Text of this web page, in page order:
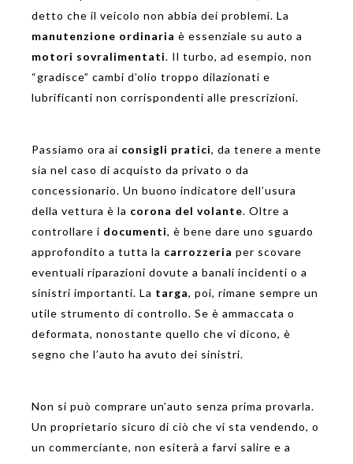
detto che il veicolo non abbia dei problemi. La
manutenzione ordinaria è essenziale su auto a
motori sovralimentati. Il turbo, ad esempio, non
“gradisce” cambi d’olio troppo dilazionati e
lubrificanti non corrispondenti alle prescrizioni.
Passiamo ora ai consigli pratici, da tenere a mente
sia nel caso di acquisto da privato o da
concessionario. Un buono indicatore dell’usura
della vettura è la corona del volante. Oltre a
controllare i documenti, è bene dare uno sguardo
approfondito a tutta la carrozzeria per scovare
eventuali riparazioni dovute a banali incidenti o a
sinistri importanti. La targa, poi, rimane sempre un
utile strumento di controllo. Se è ammaccata o
deformata, nonostante quello che vi dicono, è
segno che l’auto ha avuto dei sinistri.
Non si può comprare un’auto senza prima provarla.
Un proprietario sicuro di ciò che vi sta vendendo, o
un commerciante, non esiterà a farvi salire e a